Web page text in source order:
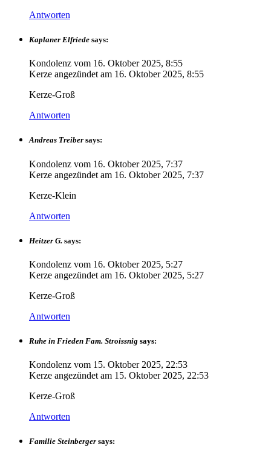
Antworten
Kaplaner Elfriede says:
Kondolenz vom 16. Oktober 2025, 8:55
Kerze angezündet am 16. Oktober 2025, 8:55
Kerze-Groß
Antworten
Andreas Treiber says:
Kondolenz vom 16. Oktober 2025, 7:37
Kerze angezündet am 16. Oktober 2025, 7:37
Kerze-Klein
Antworten
Heitzer G. says:
Kondolenz vom 16. Oktober 2025, 5:27
Kerze angezündet am 16. Oktober 2025, 5:27
Kerze-Groß
Antworten
Ruhe in Frieden Fam. Stroissnig says:
Kondolenz vom 15. Oktober 2025, 22:53
Kerze angezündet am 15. Oktober 2025, 22:53
Kerze-Groß
Antworten
Familie Steinberger says: